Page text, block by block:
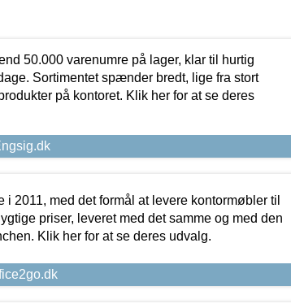
50.000 varenumre på lager, klar til hurtig
Sortimentet spænder bredt, lige fra stort
på kontoret. Klik her for at se deres
i 2011, med det formål at levere kontormøbler til
priser, leveret med det samme og med den
Klik her for at se deres udvalg.